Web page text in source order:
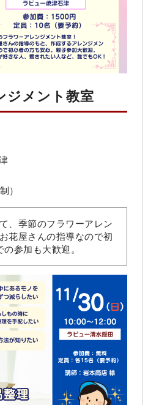
ジメント教室
）
、季節のフラワーアレン
花屋さんの指導なので初
参加も大歓迎。